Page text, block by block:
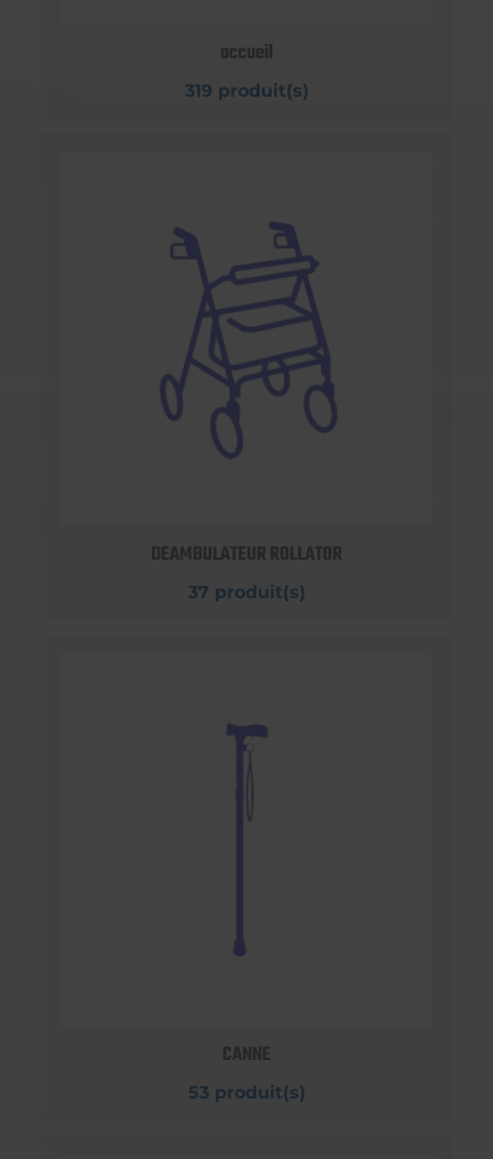
accueil
319 produit(s)
DEAMBULATEUR ROLLATOR
37 produit(s)
CANNE
53 produit(s)